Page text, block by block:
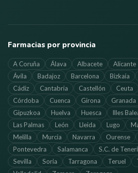
Farmacias por provincia
A Coruña Álava Albacete Alicante
Ávila
Badajoz Barcelona Bizkaia
Cádiz
Cantabria Castellón Ceuta
Córdoba
Cuenca Girona Granada
Gipuzkoa
Huelva Huesca Illes
Las Palmas
León Lleida Lugo
Melilla
Murcia Navarra Ourense
Pontevedra
Salamanca S.C. de
Sevilla
Soria Tarragona Teruel